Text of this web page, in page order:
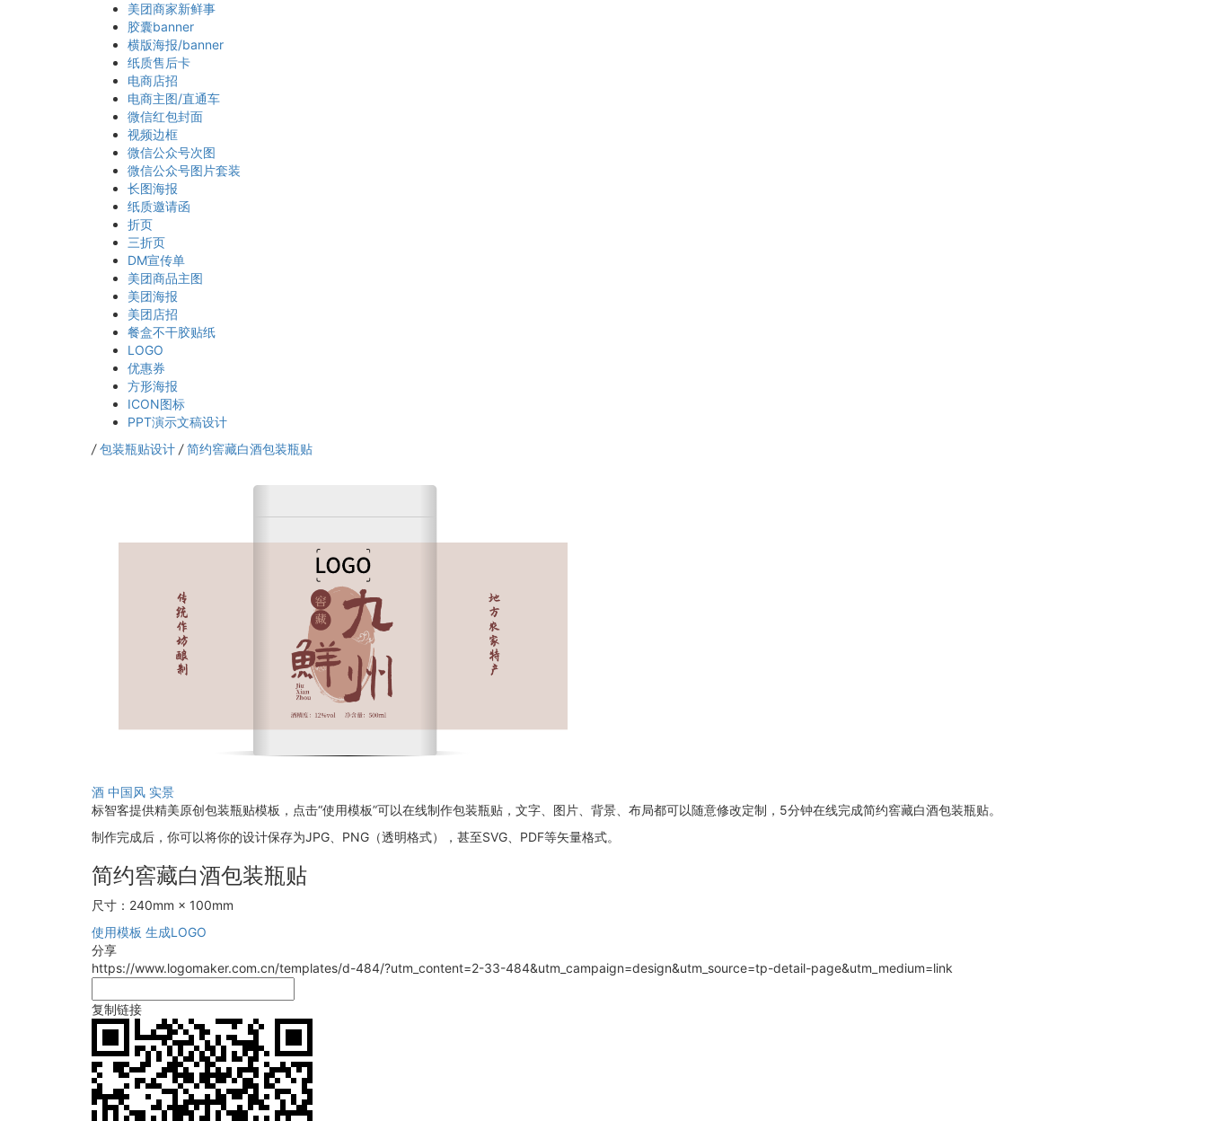
美团商家新鲜事
胶囊banner
横版海报/banner
纸质售后卡
电商店招
电商主图/直通车
微信红包封面
视频边框
微信公众号次图
微信公众号图片套装
长图海报
纸质邀请函
折页
三折页
DM宣传单
美团商品主图
美团海报
美团店招
餐盒不干胶贴纸
LOGO
优惠券
方形海报
ICON图标
PPT演示文稿设计
/ 包装瓶贴设计 / 简约窖藏白酒包装瓶贴
酒 中国风 实景
标智客提供精美原创包装瓶贴模板，点击“使用模板”可以在线制作包装瓶贴，文字、图片、背景、布局都可以随意修改定制，5分钟在线完成简约窖藏白酒包装瓶贴。
制作完成后，你可以将你的设计保存为JPG、PNG（透明格式），甚至SVG、PDF等矢量格式。
简约窖藏白酒包装瓶贴
尺寸：240mm × 100mm
使用模板 生成LOGO
分享
https://www.logomaker.com.cn/templates/d-484/?utm_content=2-33-484&utm_campaign=design&utm_source=tp-detail-page&utm_medium=link
复制链接